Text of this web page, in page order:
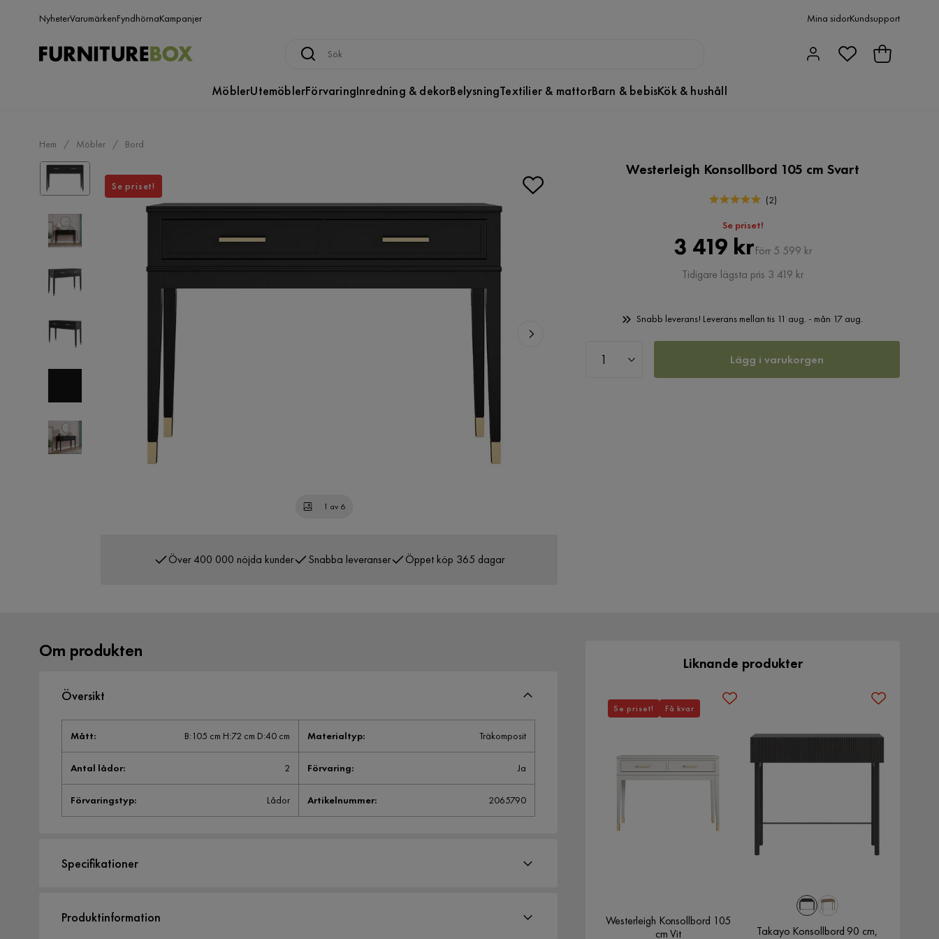
NyheterVarumärkenFyndhörnaKampanjer Mina sidorKundsupport
MöblerUtemöblerFörvaringInredning & dekorBelysningTextilier & mattorBarn & bebisKök & hushåll
Hem Möbler Bord
Se priset!
1 av 6
Över 400 000 nöjda kunder Snabba leveranser Öppet köp 365 dagar
Westerleigh Konsollbord 105 cm Svart
(2)
Se priset!
Pris
3 419 krOriginal
Pris
Förr 5 599 kr
Tidigare lägsta pris 3 419 kr
Snabb leverans! Leverans mellan tis 11 aug. - mån 17 aug.
Lägg i varukorgen
Om produkten
Översikt
Mått: B:105 cm H:72 cm D:40 cm Materialtyp: Träkomposit
Antal lådor: 2 Förvaring: Ja
Förvaringstyp: Lådor Artikelnummer: 2065790
Specifikationer
Storlek
Produktinformation
Liknande produkter
Westerleigh Konsollbord 105
cm Vit
Se priset! Få kvar
Takayo Konsollbord 90 cm,